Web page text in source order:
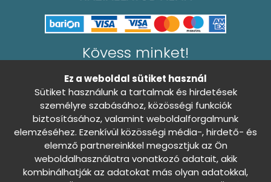
0
Kövess minket!
Általános Szerződési Feltételek
Adatkezelési tájékoztató
Sütibeállítások Nincs döntés
Ez a weboldal sütiket használ
Sütiket használunk a tartalmak és hirdetések
személyre szabásához, közösségi funkciók
biztosításához, valamint weboldalforgalmunk
elemzéséhez. Ezenkívül közösségi média-, hirdető- és
elemző partnereinkkel megosztjuk az Ön
weboldalhasználatra vonatkozó adatait, akik
kombinálhatják az adatokat más olyan adatokkal,